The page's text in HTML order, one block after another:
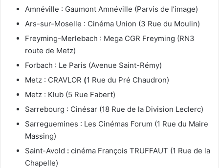
Amnéville : Gaumont Amnéville (Parvis de l’image)
Ars-sur-Moselle : Cinéma Union (3 Rue du Moulin)
Freyming-Merlebach : Mega CGR Freyming (RN3
route de Metz)
Forbach : Le Paris (Avenue Saint-Rémy)
Metz : CRAVLOR (1 Rue du Pré Chaudron)
Metz : Klub (5 Rue Fabert)
Sarrebourg : Cinésar (18 Rue de la Division Leclerc)
Sarreguemines : Les Cinémas Forum (1 Rue du Maire
Massing)
Saint-Avold : cinéma François TRUFFAUT (1 Rue de la
Chapelle)